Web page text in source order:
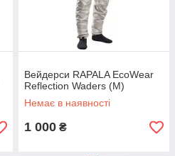
Вейдерси RAPALA EcoWear
Reflection Waders (М)
Немає в наявності
1 000 ₴